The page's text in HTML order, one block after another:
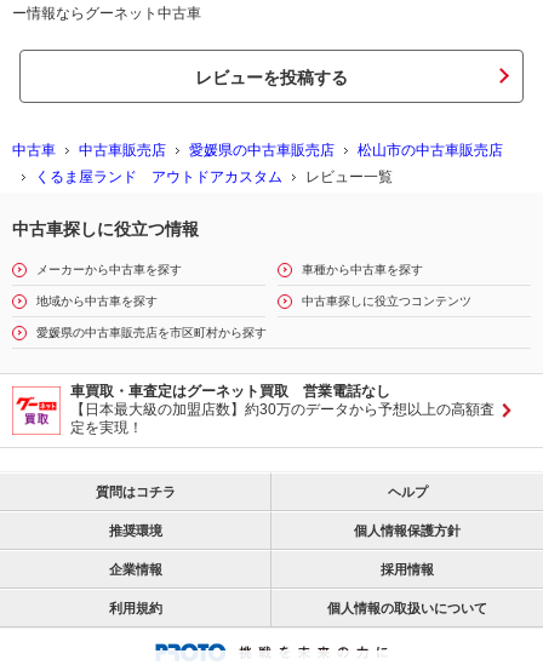
ー情報ならグーネット中古車
レビューを投稿する
中古車 中古車販売店 愛媛県の中古車販売店
松山市の中古車販売店
くるま屋ランド アウトドアカスタム
レビュー一覧
中古車探しに役立つ情報
メーカーから中古車を探す 車種から中古車を探す
地域から中古車を探す 中古車探しに役立つコンテンツ
愛媛県の中古車販売店を市区町村から探す
車買取・車査定はグーネット買取 営業電話なし
【日本最大級の加盟店数】約30万のデータから予想以上の高額査
定を実現！
質問はコチラ ヘルプ
推奨環境 個人情報保護方針
企業情報 採用情報
利用規約 個人情報の取扱いについて